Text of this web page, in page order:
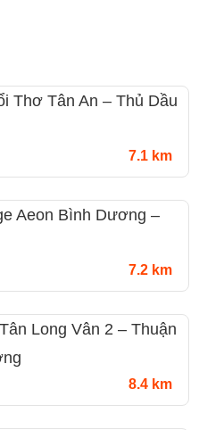
Thơ Tân An – Thủ Dầu
7.1 km
Aeon Bình Dương –
7.2 km
Long Vân 2 – Thuận
8.4 km